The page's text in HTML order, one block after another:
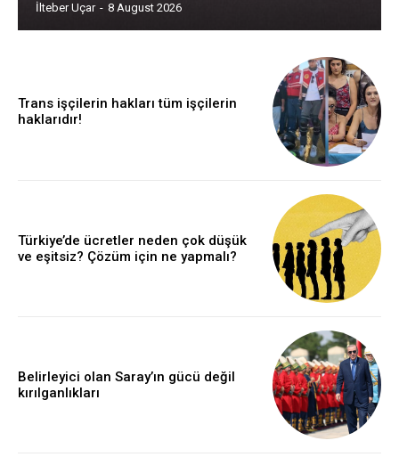
İlteber Uçar - 8 August 2026
Trans işçilerin hakları tüm işçilerin
haklarıdır!
Türkiye’de ücretler neden çok düşük
ve eşitsiz? Çözüm için ne yapmalı?
Belirleyici olan Saray’ın gücü değil
kırılganlıkları